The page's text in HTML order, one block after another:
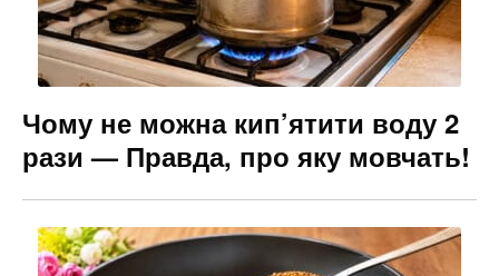
Чому не можна кип’ятити воду 2
рази — Правда, про яку мовчать!